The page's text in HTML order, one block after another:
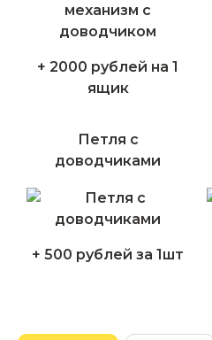
+ 2000 рублей на 1
ящик
Петля с
доводчиками
+ 500 рублей за 1шт